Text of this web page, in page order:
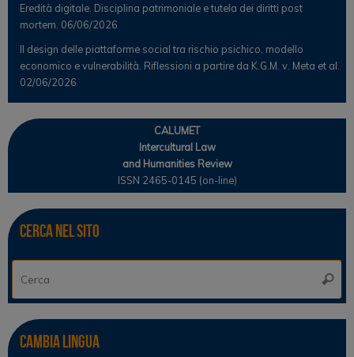
Eredità digitale. Disciplina patrimoniale e tutela dei diritti post
mortem. 06/06/2026
Il design delle piattaforme social tra rischio psichico, modello
economico e vulnerabilità. Riflessioni a partire da K.G.M. v. Meta et al.
02/06/2026
CALUMET
Intercultural Law
and Humanities Review
ISSN 2465-0145 (on-line)
Cerca nel sito
Cerca
Cambia lingua